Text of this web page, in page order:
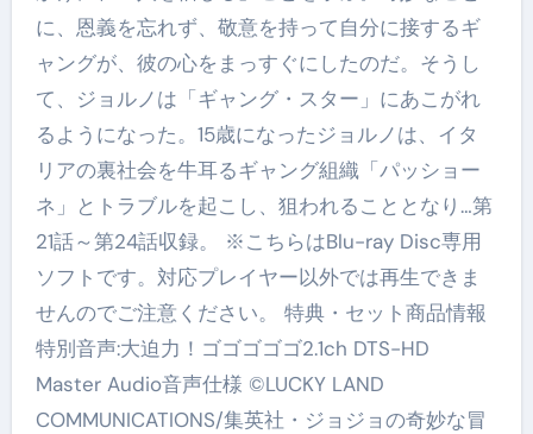
に、恩義を忘れず、敬意を持って自分に接するギ
ャングが、彼の心をまっすぐにしたのだ。そうし
て、ジョルノは「ギャング・スター」にあこがれ
るようになった。15歳になったジョルノは、イタ
リアの裏社会を牛耳るギャング組織「パッショー
ネ」とトラブルを起こし、狙われることとなり…第
21話～第24話収録。 ※こちらはBlu-ray Disc専用
ソフトです。対応プレイヤー以外では再生できま
せんのでご注意ください。 特典・セット商品情報
特別音声:大迫力！ゴゴゴゴゴ2.1ch DTS-HD
Master Audio音声仕様 ©LUCKY LAND
COMMUNICATIONS/集英社・ジョジョの奇妙な冒